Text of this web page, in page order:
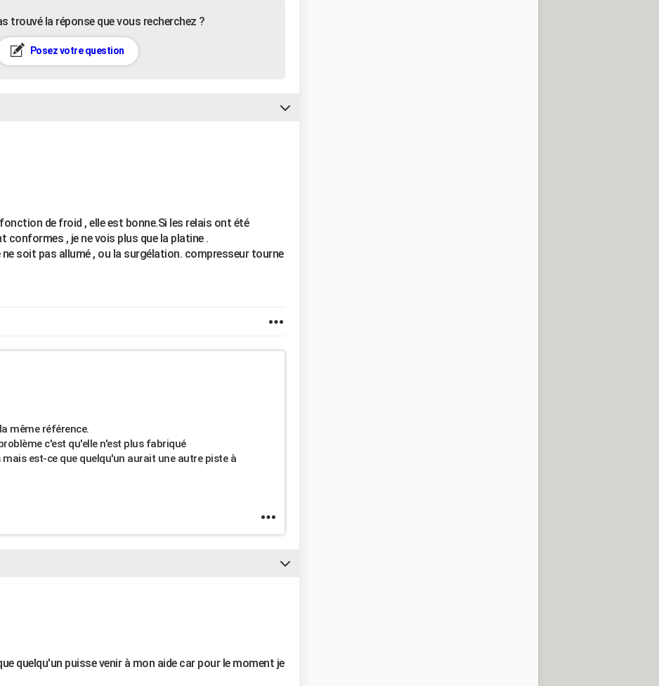
trouvé la réponse que vous recherchez ?
Posez votre question
de froid , elle est bonne.Si les relais ont été
conformes , je ne vois plus que la platine .
soit pas allumé , ou la surgélation. compresseur tourne
même référence.
c'est qu'elle n'est plus fabriqué
est-ce que quelqu'un aurait une autre piste à
quelqu'un puisse venir à mon aide car pour le moment je